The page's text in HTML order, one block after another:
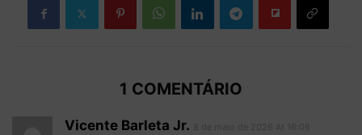
1 COMENTÁRIO
Vicente Barleta Jr.